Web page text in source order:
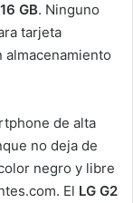
16 GB. Ninguno
tarjeta
almacenamiento
de alta
no deja de
negro y libre
El LG G2